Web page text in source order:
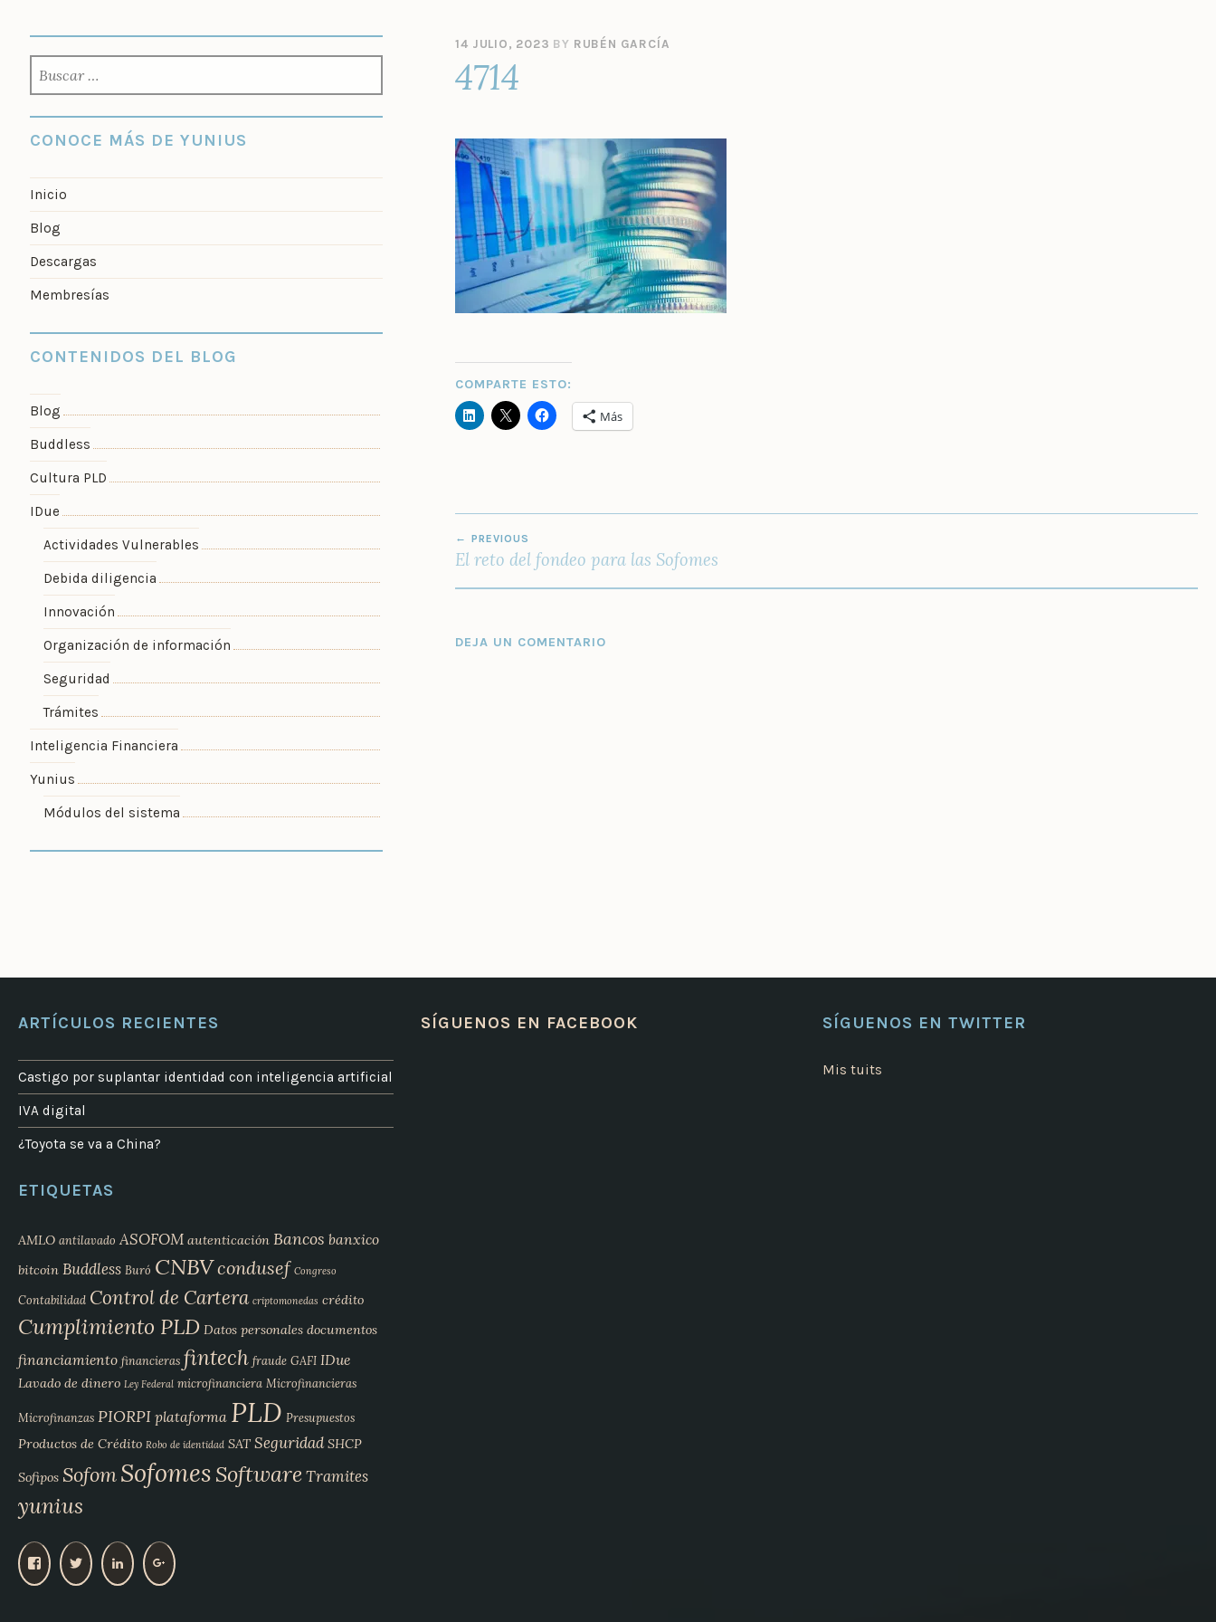
14 JULIO, 2023 BY RUBÉN GARCÍA
4714
COMPARTE ESTO:
Más
DE
PREVIOUS
El reto del fondeo para las Sofomes
DEJA UN COMENTARIO
CONOCE MÁS DE YUNIUS
Inicio
Blog
Descargas
Membresías
CONTENIDOS DEL BLOG
Blog
Buddless
Cultura PLD
IDue
Actividades Vulnerables
Debida diligencia
Innovación
Organización de información
Seguridad
Trámites
Inteligencia Financiera
Yunius
Módulos del sistema
ARTÍCULOS RECIENTES
Castigo por suplantar identidad con inteligencia artificial
IVA digital
¿Toyota se va a China?
ETIQUETAS
AMLO antilavado ASOFOM autenticación Bancos banxico
bitcoin Buddless Buró CNBVcondusef Congreso
Contabilidad Control de Cartera criptomonedas crédito
Cumplimiento PLD Datos personales documentos
financiamiento financieras fintech fraude GAFI IDue
Lavado de dinero Ley Federal microfinanciera Microfinancieras
Microfinanzas PIORPI plataforma PLD Presupuestos
Productos de Crédito Robo de identidad SAT Seguridad SHCP
Sofipos SofomSofomesSoftwareTramites
yunius
V
V
V
V
SÍGUENOS EN FACEBOOK SÍGUENOS EN TWITTER
Mis tuits